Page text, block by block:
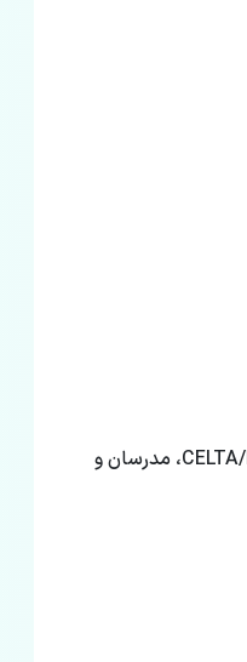
معلمان زبان، داوطلبان CELTA/DELTA، مدرسان و